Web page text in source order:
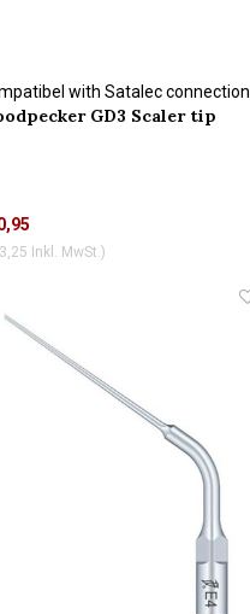
with Satalec connection
GD3 Scaler tip
Inkl. MwSt.)